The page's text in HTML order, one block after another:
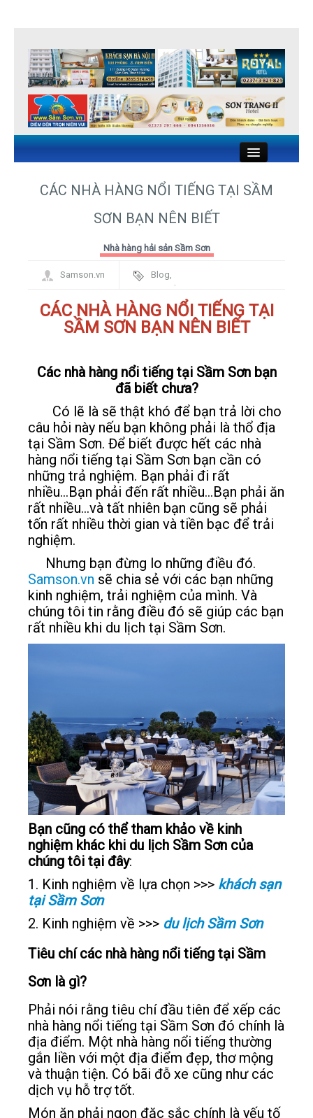
KHÁCH SẠN SẦM SƠN
NHÀ NGHỈ SẦM SƠN
NHÀ HÀNG HẢI SẢN SẦM SƠN
DU LỊCH SẦM SƠN
LIÊN HỆ
CÁC NHÀ HÀNG NỔI TIẾNG TẠI SẦM
SƠN BẠN NÊN BIẾT
Nhà hàng hải sản Sầm Sơn
Samson.vn Blog
Framework
CÁC NHÀ HÀNG NỔI TIẾNG TẠI
SẦM SƠN BẠN NÊN BIẾT
Các nhà hàng nổi tiếng tại Sầm Sơn bạn
đã biết chưa?
Có lẽ là sẽ thật khó để bạn trả lời cho
câu hỏi này nếu bạn không phải là thổ địa
tại Sầm Sơn. Để biết được hết các nhà
hàng nổi tiếng tại Sầm Sơn bạn cần có
những trả nghiệm. Bạn phải đi rất
nhiều...Bạn phải đến rất nhiều...Bạn phải ăn
rất nhiều...và tất nhiên bạn cũng sẽ phải
tốn rất nhiều thời gian và tiền bạc để trải
nghiệm.
Nhưng bạn đừng lo những điều đó.
Samson.vn sẽ chia sẻ với các bạn những
kinh nghiệm, trải nghiệm của mình. Và
chúng tôi tin rằng điều đó sẽ giúp các bạn
rất nhiều khi du lịch tại Sầm Sơn.
Bạn cũng có thể tham khảo về kinh
nghiệm khác khi du lịch Sầm Sơn của
chúng tôi tại đây:
1. Kinh nghiệm về lựa chọn >>> khách sạn
tại Sầm Sơn
2. Kinh nghiệm về >>> du lịch Sầm Sơn
Tiêu chí các nhà hàng nổi tiếng tại Sầm
Sơn là gì?
Phải nói rằng tiêu chí đầu tiên để xếp các
nhà hàng nổi tiếng tại Sầm Sơn đó chính là
địa điểm. Một nhà hàng nổi tiếng thường
gắn liền với một địa điểm đẹp, thơ mộng
và thuận tiện. Có bãi đỗ xe cũng như các
dịch vụ hỗ trợ tốt.
Món ăn phải ngon đặc sắc chính là yếu tố